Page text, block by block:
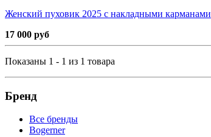
Женский пуховик 2025 с накладными карманами
17 000 руб
Показаны 1 - 1 из 1 товара
Бренд
Все бренды
Bogerner